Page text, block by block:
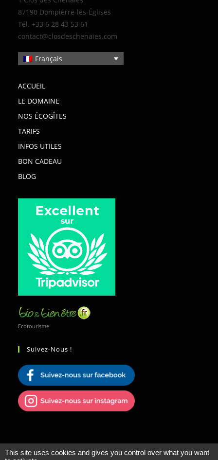
87190 Dompierre-les-Églises
Tél. +33 6 28 43 53 61
contact@closdeschenaies.com
Français
ACCUEIL
LE DOMAINE
NOS ÉCOGÎTES
TARIFS
INFOS UTILES
BON CADEAU
BLOG
Ecotourisme
Suivez-Nous !
This site uses cookies and gives you control over what you want